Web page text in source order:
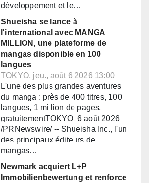
développement et le…
Shueisha se lance à
l'international avec MANGA
MILLION, une plateforme de
mangas disponible en 100
langues
TOKYO, jeu., août 6 2026 13:00
L'une des plus grandes aventures
du manga : près de 400 titres, 100
langues, 1 million de pages,
gratuitementTOKYO, 6 août 2026
/PRNewswire/ -- Shueisha Inc., l'un
des principaux éditeurs de
mangas…
Newmark acquiert L+P
Immobilienbewertung et renforce